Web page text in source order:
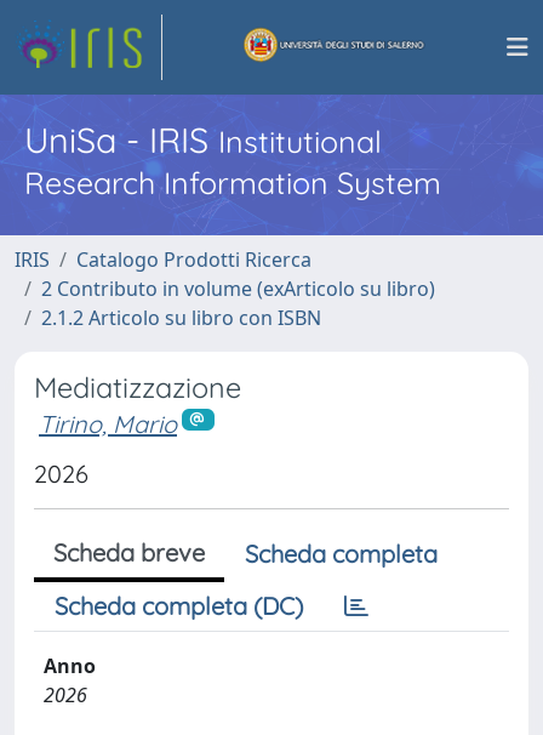
UniSa - IRISInstitutional
Research Information System
IRIS
Catalogo Prodotti Ricerca
2 Contributo in volume (exArticolo su libro)
2.1.2 Articolo su libro con ISBN
Mediatizzazione
Tirino, Mario
2026
Scheda breve
Scheda completa
Scheda completa (DC)
Anno
2026